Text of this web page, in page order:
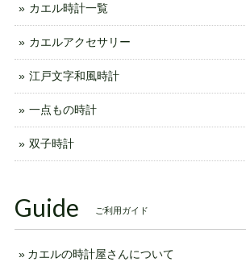
カエル時計一覧
カエルアクセサリー
江戸文字和風時計
一点もの時計
双子時計
Guide ご利用ガイド
カエルの時計屋さんについて